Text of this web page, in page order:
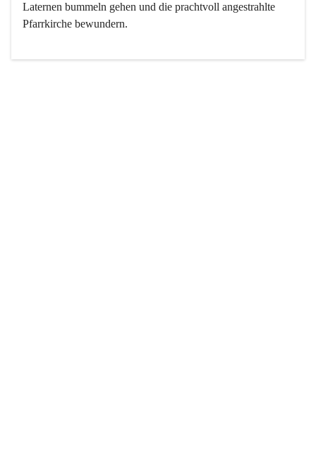
Laternen bummeln gehen und die prachtvoll angestrahlte
Pfarrkirche bewundern.
Der Weinbau dominert heute nicht mehr, ist aber integrativer